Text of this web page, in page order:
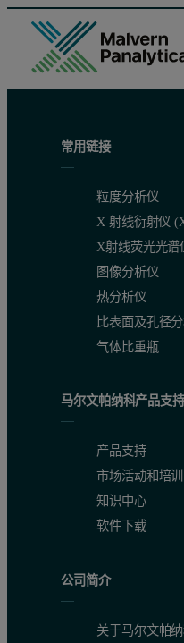
常用链接
粒度分析仪
X 射线衍射仪
X射线荧光光谱
图像分析仪
热分析仪
比表面及孔径
气体比重瓶
马尔文帕纳科产品支
产品支持
市场活动和培训
知识中心
软件下载
公司简介
关于马尔文帕